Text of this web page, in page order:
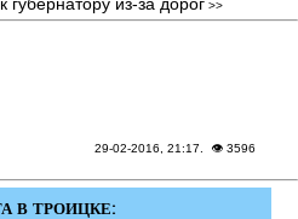
>>
29-02-2016, 21:17 . 👁 3596
В ТРОИЦКЕ: